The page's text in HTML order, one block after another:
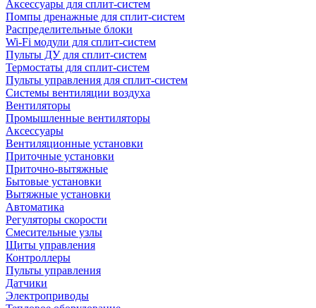
Аксессуары для сплит-систем
Помпы дренажные для сплит-систем
Распределительные блоки
Wi-Fi модули для сплит-систем
Пульты ДУ для сплит-систем
Термостаты для сплит-систем
Пульты управления для сплит-систем
Системы вентиляции воздуха
Вентиляторы
Промышленные вентиляторы
Аксессуары
Вентиляционные установки
Приточные установки
Приточно-вытяжные
Бытовые установки
Вытяжные установки
Автоматика
Регуляторы скорости
Смесительные узлы
Щиты управления
Контроллеры
Пульты управления
Датчики
Электроприводы